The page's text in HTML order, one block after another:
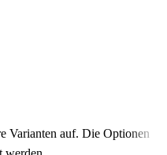
Varianten auf. Die Optionen